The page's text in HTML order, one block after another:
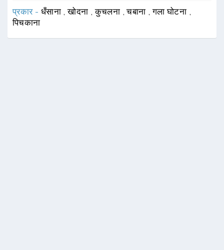
प्रकार - धँसाना ,खोदना ,कुचलना ,चबाना ,गला घोटना ,
पिचकाना